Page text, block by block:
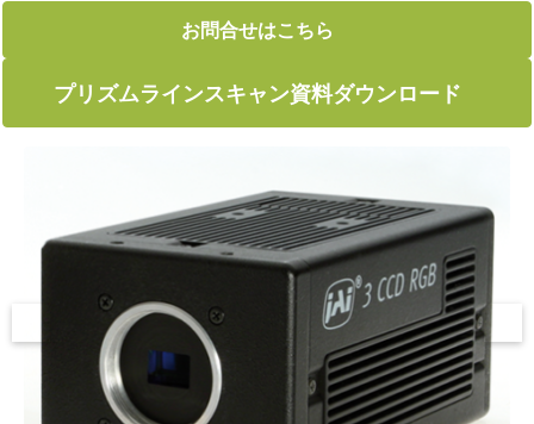
お問合せはこちら
プリズムラインスキャン資料ダウンロード